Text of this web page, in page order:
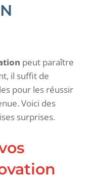
peut paraître
il suffit de
pour les réussir
Voici des
surprises.